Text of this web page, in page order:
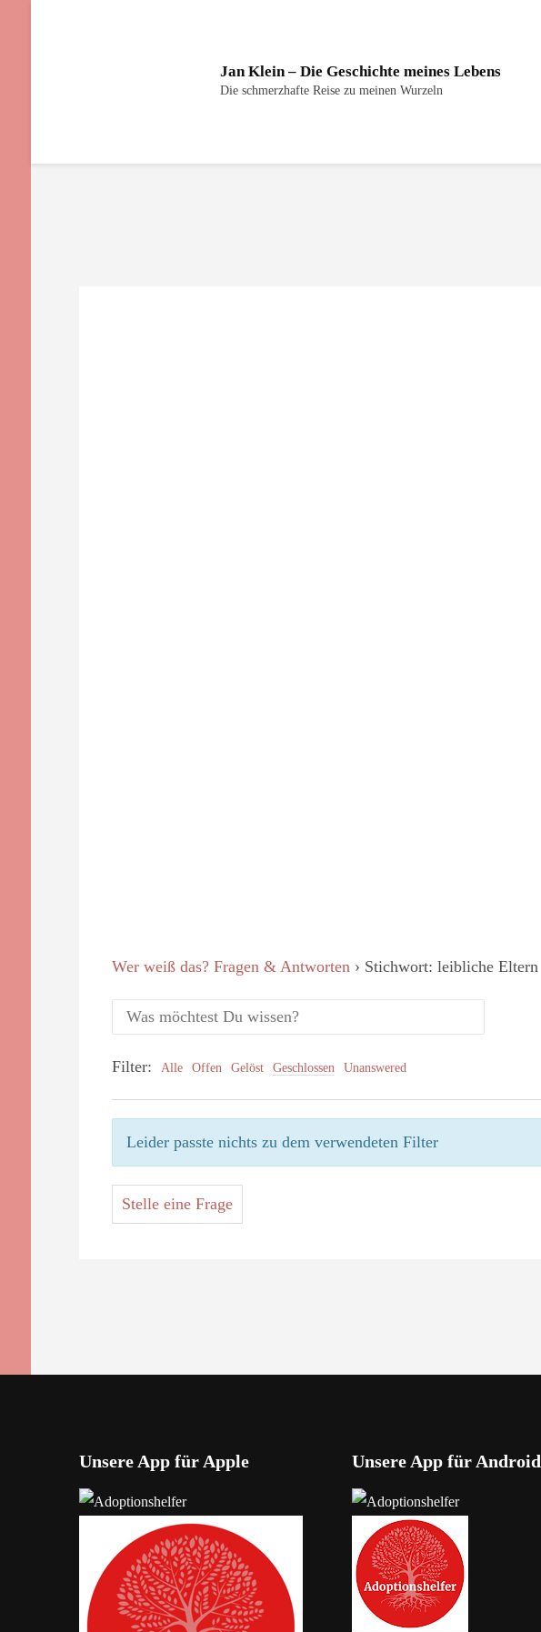
Jan Klein – Die Geschichte meines Lebens
Die schmerzhafte Reise zu meinen Wurzeln
Wer weiß das? Fragen & Antworten› Stichwort: leibliche Eltern
Filter: Alle Offen Gelöst Geschlossen Unanswered
Leider passte nichts zu dem verwendeten Filter
Stelle eine Frage
Unsere App für Apple Unsere App für Android